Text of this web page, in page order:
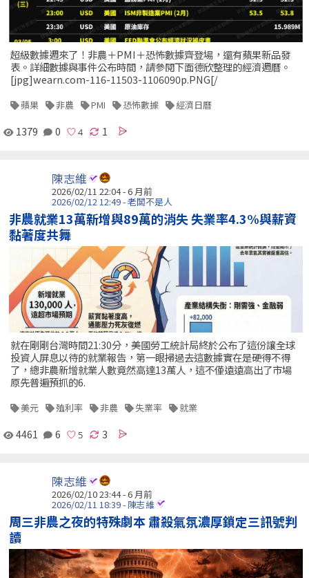
超級數據週來了！非農＋PMI＋恐怖數據齊登場，還有蘋果新品發
表。詳細數據與事件公布時間，請參閱下面德欣整理的經濟週曆。
[jpg]wearn.com-116-11503-1106090p.PNG[/
蘋果 非農 PMI 恐怖數據 經濟日曆
1379 0 1
陳志維
2026/02/11 22:04 - 6 月前
2026/02/12 12:49 - 老闆不是人
非農就業13萬新增與89萬的消失 失業率4.3%與薪資
黏著度共舞
就在剛剛台灣時間21:30分，美國勞工統計局終於公布了這份讓全球
投資人屏息以待的就業報告，第一眼掃過去這數據實在是硬得不得
了，總非農新增就業人數竟然高達13萬人，這不僅遠遠高出了市場
原先普遍預抓的6.
美元 殖利率 非農 失業率 就業
4461 6 3
陳志維
2026/02/10 23:44 - 6 月前
2026/02/11 18:39 - 陳志維
周三非農之夜的特殊劇本 肅殺氣氛濃厚鎖定三訊號判
讀